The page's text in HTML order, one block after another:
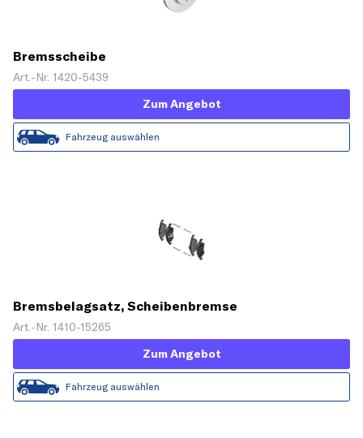
Bremsscheibe
Art.-Nr. 1420-5439
Zum Angebot
Fahrzeug auswählen
Bremsbelagsatz, Scheibenbremse
Art.-Nr. 1410-15265
Zum Angebot
Fahrzeug auswählen